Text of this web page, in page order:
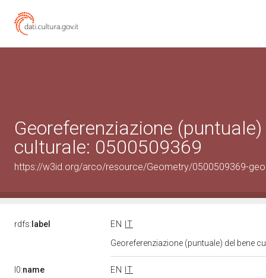
Georeferenziazione
culturale: 0500509369
https://w3id.org/arco/resource/Geometry/0500509369-
rdfs: label EN
IT
Georeferenziazione (puntuale) del bene
l0:name EN
IT